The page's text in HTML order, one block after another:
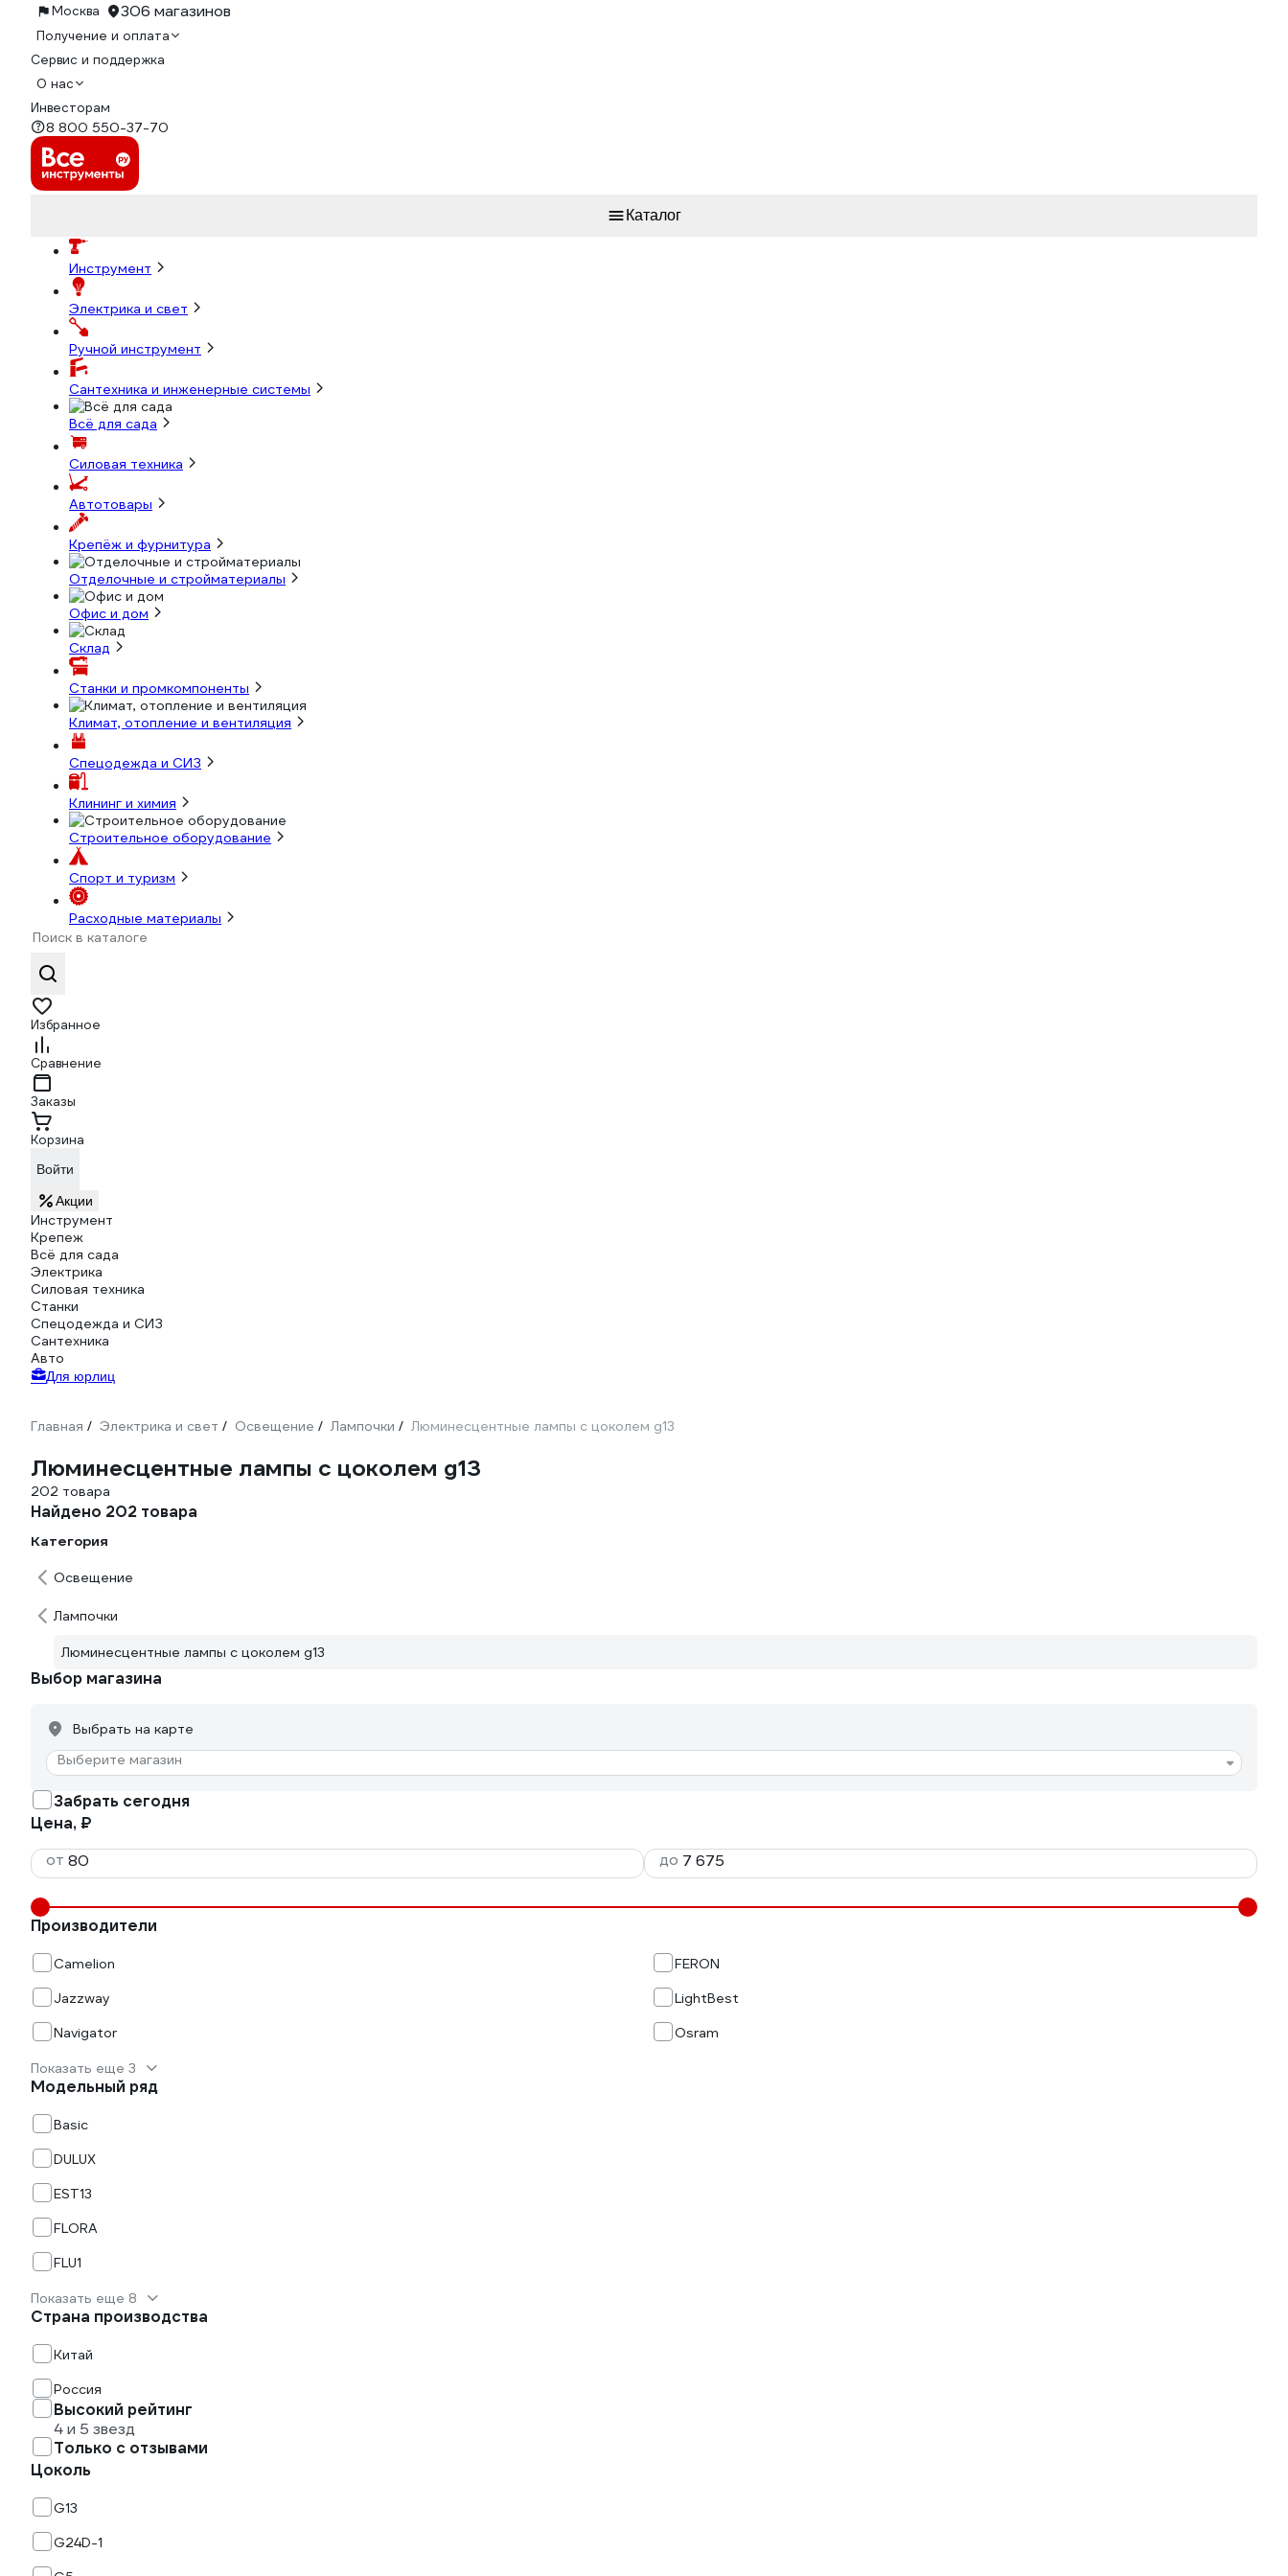
Москва 306 магазинов
Получение и оплата
Сервис и поддержка
О нас
Инвесторам
8 800 550-37-70
Каталог
Инструмент
Электрика и свет
Ручной инструмент
Сантехника и инженерные системы
Всё для сада
Силовая техника
Автотовары
Крепёж и фурнитура
Отделочные и стройматериалы
Офис и дом
Склад
Станки и промкомпоненты
Климат, отопление и вентиляция
Спецодежда и СИЗ
Клининг и химия
Строительное оборудование
Спорт и туризм
Расходные материалы
Избранное
Сравнение
Заказы
Корзина
Войти
Акции
Инструмент
Крепеж
Всё для сада
Электрика
Силовая техника
Станки
Спецодежда и СИЗ
Сантехника
Авто
Для юрлиц
Главная / Электрика и свет / Освещение / Лампочки / Люминесцентные лампы с цоколем g13
Люминесцентные лампы с цоколем g13
202 товара
Найдено 202 товара
Категория
Освещение
Лампочки
Люминесцентные лампы с цоколем g13
Выбор магазина
Выбрать на карте
Выберите магазин
Забрать сегодня
Цена, ₽
от
до
Производители
Camelion
FERON
Jazzway
LightBest
Navigator
Osram
Показать еще 3
Модельный ряд
Basic
DULUX
EST13
FLORA
FLU1
Показать еще 8
Страна производства
Китай
Россия
Высокий рейтинг
4 и 5 звезд
Только с отзывами
Цоколь
G13
G24D-1